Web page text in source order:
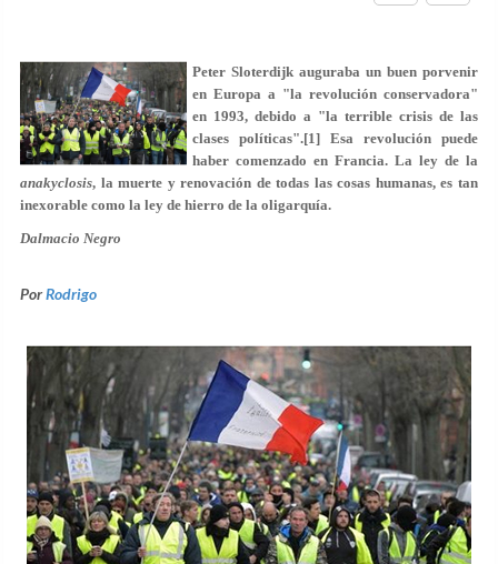
Peter Sloterdijk auguraba un buen porvenir
en Europa a "la revolución conservadora"
en 1993, debido a "la terrible crisis de las
clases políticas".[1] Esa revolución puede
haber comenzado en Francia. La ley de la
anakyclosis, la muerte y renovación de todas las cosas humanas, es tan
inexorable como la ley de hierro de la oligarquía.
Dalmacio Negro
PorRodrigo